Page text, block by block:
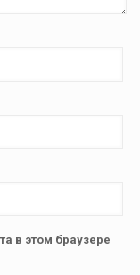
в этом браузере